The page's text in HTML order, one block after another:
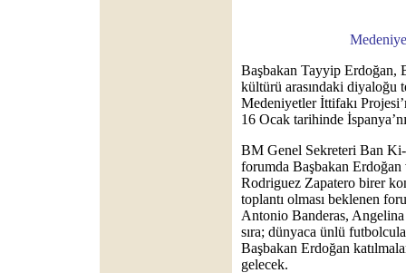
Başbakan Tayyip Erdoğan,
kültürü arasındaki diyaloğu
Medeniyetler İttifakı
16 Ocak tarihinde
BM Genel Sekreteri Ban Ki-
forumda Başbakan Erdoğan
Rodriguez Zapatero birer
toplantı olması beklenen
Antonio Banderas,
sıra; dünyaca ünlü
Başbakan Erdoğan
gelecek.